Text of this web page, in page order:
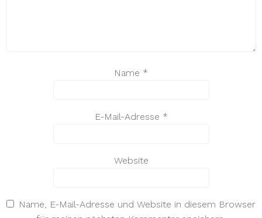
Name *
E-Mail-Adresse *
Website
Name, E-Mail-Adresse und Website in diesem Browser